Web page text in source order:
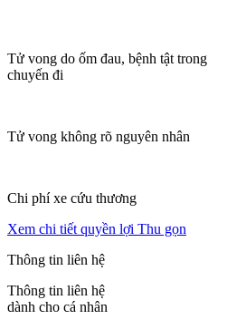
Tử vong do ốm đau, bệnh tật trong
chuyến đi
Tử vong không rõ nguyên nhân
Chi phí xe cứu thương
Xem chi tiết quyền lợi Thu gọn
Thông tin liên hệ
Thông tin liên hệ
dành cho cá nhân